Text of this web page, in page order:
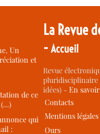
Un
et
de ce
(…)
qui
:
La Revue
-Accueil
Revue
idées) -En
Contacts
Mentions légales
Ours